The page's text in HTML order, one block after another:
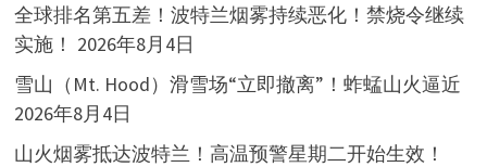
全球排名第五差！波特兰烟雾持续恶化！禁烧令继续
实施！ 2026年8月4日
雪山（Mt. Hood）滑雪场“立即撤离”！蚱蜢山火逼近
2026年8月4日
山火烟雾抵达波特兰！高温预警星期二开始生效！